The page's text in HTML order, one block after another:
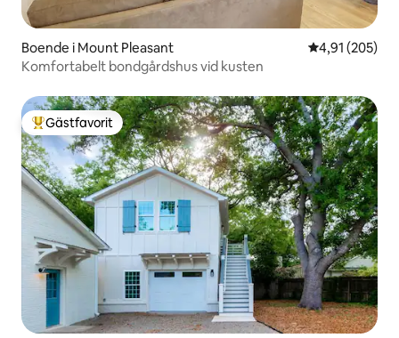
Boende i Mount Pleasant 4,91 av 5 i
4,91 (205)
Komfortabelt bondgårdshus vid kusten
Populär gästfavorit
Gästfavorit